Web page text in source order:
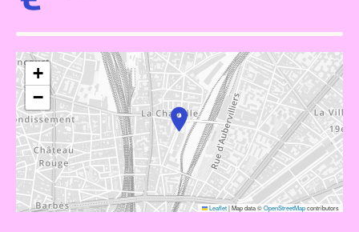
+
−
Leaflet|Map data ©OpenStreetMapcontributors